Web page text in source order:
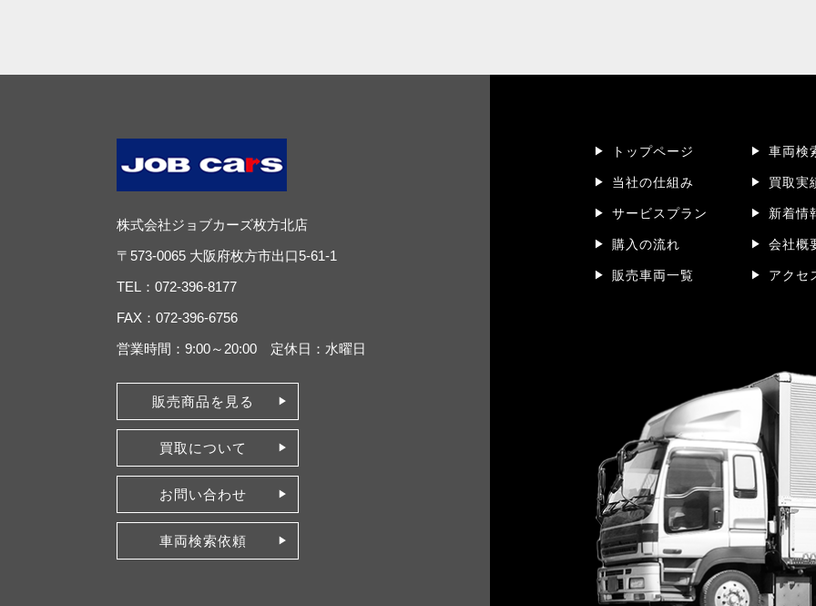
トップページ
当社の仕組み
サービスプラン
購入の流れ
販売車両一覧
車両検
買取実
新着情
会社概
アクセ
株式会社ジョブカーズ枚方北店
〒573-0065 大阪府枚方市出口5-61-1
TEL：072-396-8177
FAX：072-396-6756
営業時間：9:00～20:00 定休日：水曜日
販売商品を見る
買取について
お問い合わせ
車両検索依頼